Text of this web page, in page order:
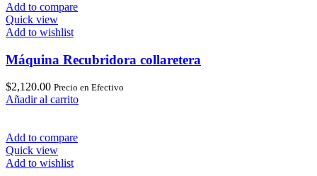
Add to compare
Quick view
Add to wishlist
Máquina Recubridora collaretera
$2,120.00 Precio en Efectivo
Añadir al carrito
Add to compare
Quick view
Add to wishlist